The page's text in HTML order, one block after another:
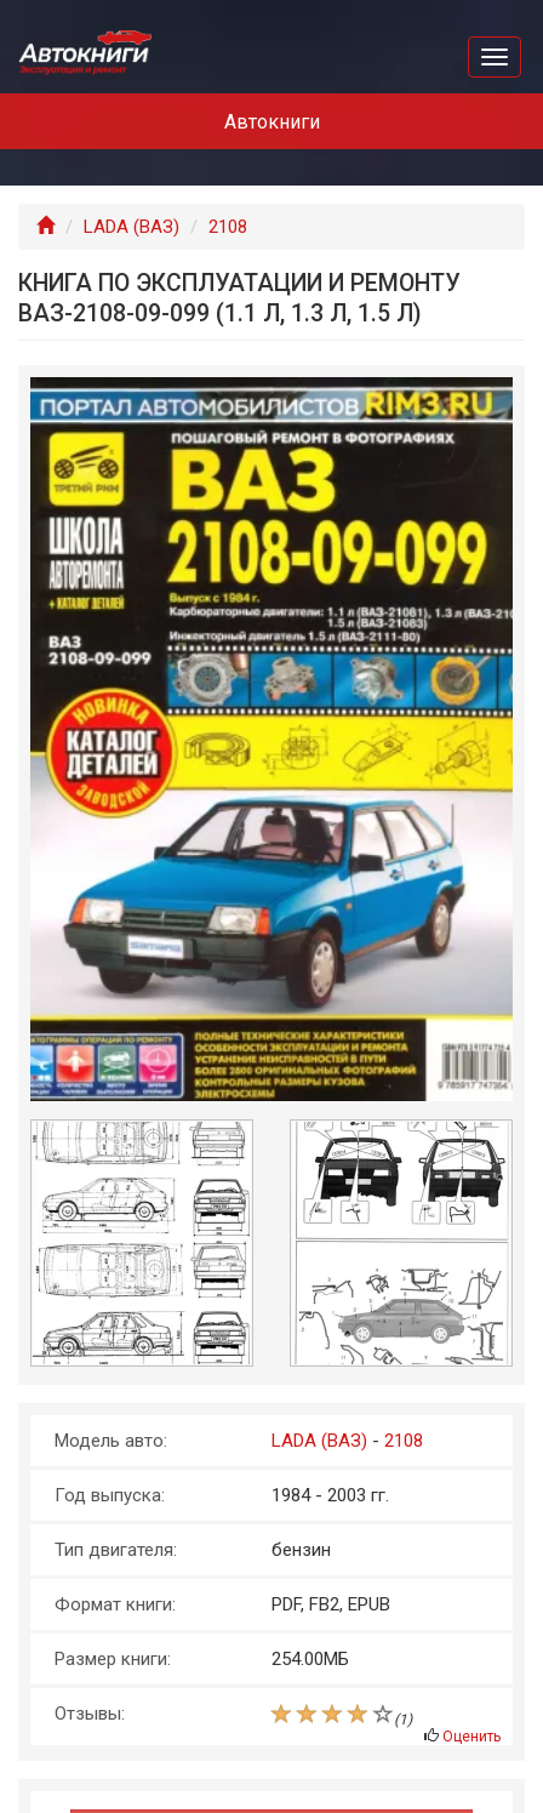
Автокниги
ГлавнаяLADA (ВАЗ) 2108
КНИГА ПО ЭКСПЛУАТАЦИИ И РЕМОНТУ
ВАЗ-2108-09-099 (1.1 Л, 1.3 Л, 1.5 Л)
Модель авто: LADA (ВАЗ) - 2108
Год выпуска: 1984 - 2003 гг.
Тип двигателя: бензин
Формат книги: PDF, FB2, EPUB
Размер книги: 254.00МБ
Отзывы: (1)
Оценить